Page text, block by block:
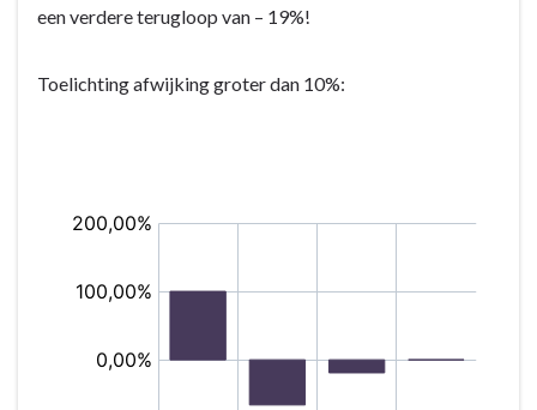
een verdere terugloop van – 19%!
Toelichting afwijking groter dan 10%: